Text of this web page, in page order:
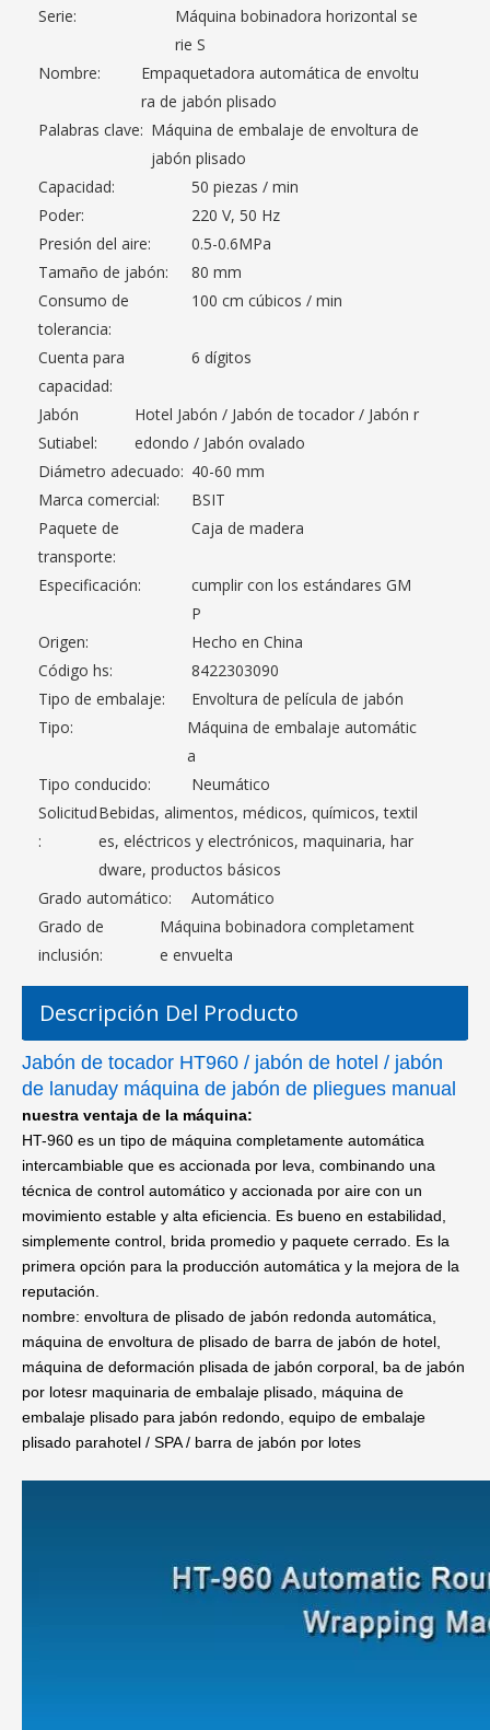
Serie:
Máquina bobinadora horizontal se
rie S
Nombre:
Empaquetadora automática de envoltu
ra de jabón plisado
Palabras clave: Máquina de embalaje de envoltura de
jabón plisado
Capacidad:
50 piezas / min
Poder:
220 V, 50 Hz
Presión del aire:
0.5-0.6MPa
Tamaño de jabón:
80 mm
Consumo de
tolerancia:
100 cm cúbicos / min
Cuenta para
capacidad:
6 dígitos
Jabón
Sutiabel:
Hotel Jabón / Jabón de tocador / Jabón r
edondo / Jabón ovalado
Diámetro adecuado: 40-60 mm
Marca comercial:
BSIT
Paquete de
transporte:
Caja de madera
Especificación:
cumplir con los estándares GM
P
Origen:
Hecho en China
Código hs:
8422303090
Tipo de embalaje:
Envoltura de película de jabón
Tipo:
Máquina de embalaje automátic
a
Tipo conducido:
Neumático
Solicitud
:
Bebidas, alimentos, médicos, químicos, textil
es, eléctricos y electrónicos, maquinaria, har
dware, productos básicos
Grado automático:
Automático
Grado de
inclusión:
Máquina bobinadora completament
e envuelta
Descripción Del Producto
Jabón de tocador HT960 / jabón de hotel / jabón
de lanuday máquina de jabón de pliegues manual
nuestra ventaja de la máquina:
HT-960 es un tipo de máquina completamente automática
intercambiable que es accionada por leva, combinando una
técnica de control automático y accionada por aire con un
movimiento estable y alta eficiencia. Es bueno en estabilidad,
simplemente control, brida promedio y paquete cerrado. Es la
primera opción para la producción automática y la mejora de la
reputación.
nombre: envoltura de plisado de jabón redonda automática,
máquina de envoltura de plisado de barra de jabón de hotel,
máquina de deformación plisada de jabón corporal, ba de jabón
por lotesr maquinaria de embalaje plisado, máquina de
embalaje plisado para jabón redondo, equipo de embalaje
plisado parahotel / SPA / barra de jabón por lotes